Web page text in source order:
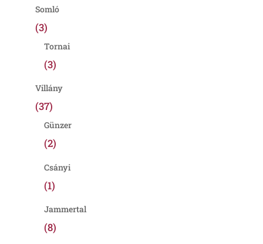
Somló
(3)
Tornai
(3)
Villány
(37)
Günzer
(2)
Csányi
(1)
Jammertal
(8)